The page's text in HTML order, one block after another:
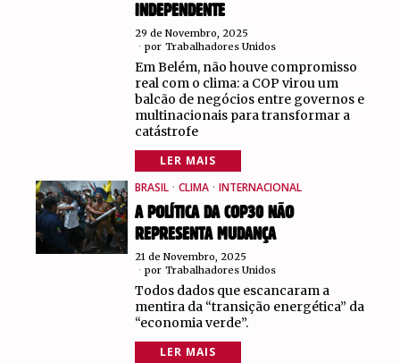
INDEPENDENTE
29 de Novembro, 2025
por Trabalhadores Unidos
Em Belém, não houve compromisso
real com o clima: a COP virou um
balcão de negócios entre governos e
multinacionais para transformar a
catástrofe
LER MAIS
BRASIL · CLIMA · INTERNACIONAL
A POLÍTICA DA COP30 NÃO
REPRESENTA MUDANÇA
21 de Novembro, 2025
por Trabalhadores Unidos
Todos dados que escancaram a
mentira da “transição energética” da
“economia verde”.
LER MAIS